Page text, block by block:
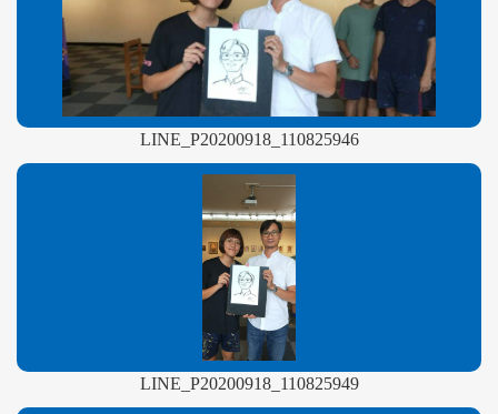
LINE_P20200918_110825946
LINE_P20200918_110825949